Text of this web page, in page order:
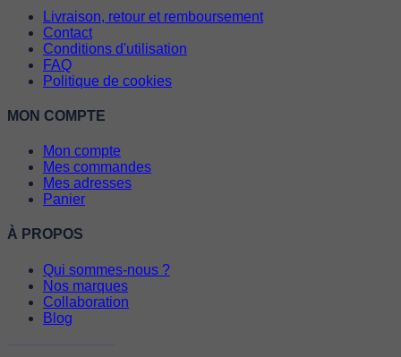
Livraison, retour et remboursement
Contact
Conditions d'utilisation
FAQ
Politique de cookies
MON COMPTE
Mon compte
Mes commandes
Mes adresses
Panier
À PROPOS
Qui sommes-nous ?
Nos marques
Collaboration
Blog